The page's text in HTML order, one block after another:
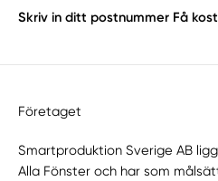
Skriv in ditt postnummer Få
Företaget
Smartproduktion Sverige AB
Alla Fönster och har som